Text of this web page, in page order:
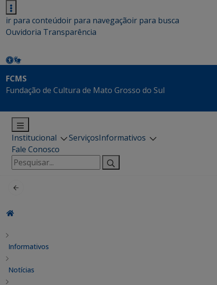
ir para conteúdoir para navegaçãoir para busca
Ouvidoria Transparência
FCMS
Fundação de Cultura de Mato Grosso do Sul
Institucional ServiçosInformativos
Fale Conosco
Pesquisar
por:
Informativos
Notícias